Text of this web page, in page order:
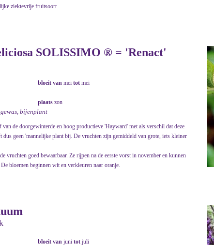
ziektevrije fruitsoort.
SOLISSIMO ® = 'Renact'
bloeit van mei tot mei
plaats zon
bijenplant
de doorgewinterde en hoog productieve 'Hayward' met als verschil dat deze
dus geen 'mannelijke plant bij. De vruchten zijn gemiddeld van grote, iets kleiner
vruchten goed bewaarbaar. Ze rijpen na de eerste vorst in november en kunnen
bloemen beginnen wit en verkleuren naar oranje.
bloeit van juni tot juli